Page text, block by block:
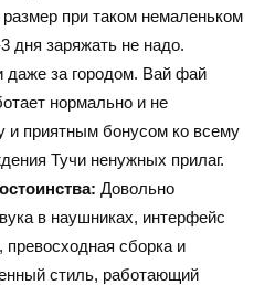
при таком немаленьком
дня заряжать не надо.
даже за городом. Вай фай
нормально и не
и приятным бонусом ко всему
Тучи ненужных прилаг.
Довольно
в наушниках, интерфейс
превосходная сборка и
стиль, работающий